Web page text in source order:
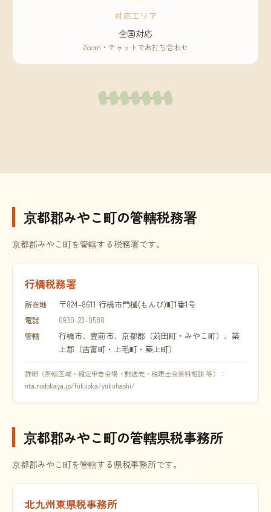
対応エリア
全国対応
Zoom・チャットでお打ち合わせ
京都郡みやこ町の管轄税務署
京都郡みやこ町を管轄する税務署です。
行橋税務署
所在地 〒824-8611 行橋市門樋(もんぴ)町1番1号
電話 0930-23-0580
管轄
行橋市、豊前市、京都郡（苅田町・みやこ町）、築
上郡（吉富町・上毛町・築上町）
詳細（所轄区域・確定申告会場・郵送先・税理士会無料相談 等）：
nta.nodokaya.jp/fukuoka/yukuhashi/
京都郡みやこ町の管轄県税事務所
京都郡みやこ町を管轄する県税事務所です。
北九州東県税事務所